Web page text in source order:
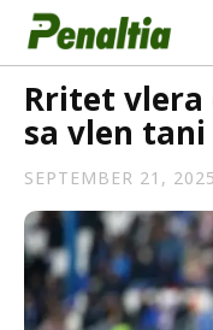
Rritet vlera
sa vlen
SEPTEMBER 21, 2025